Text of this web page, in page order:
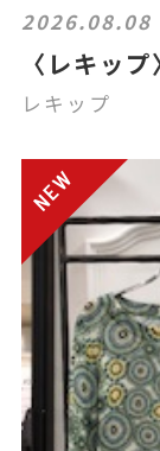
2026.08.08
〈レキッ
レキップ